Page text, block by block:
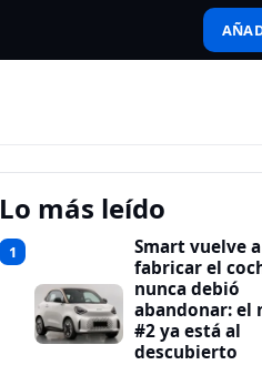
Lo más leído
1
Smart vuelve a
fabricar el
nunca debió
abandonar: el
#2 ya está al
descubierto